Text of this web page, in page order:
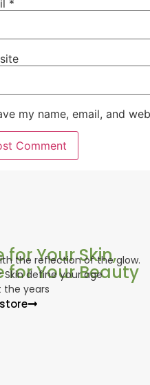
*
my name, email, and
for Your Skin,
for Your Beauty
the reflection of the glow.
Skin define your age
the years